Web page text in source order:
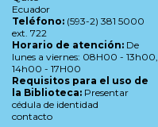
Ecuador
Teléfono: (593-2) 381 5000
ext. 722
Horario de atención: De
lunes a viernes: 08H00 - 13h00,
14h00 - 17H00
Requisitos para el uso de
la Biblioteca: Presentar
cédula de identidad
contacto